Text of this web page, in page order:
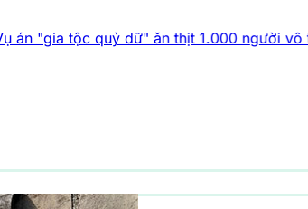
quỷ dữ" ăn thịt 1.000 người vô tội Top 5